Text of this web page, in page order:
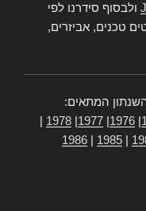
ולבסוף סידרנו לפי
טכנים, אביזרים,
המתאים:
1976
1977
1978
1985
1986